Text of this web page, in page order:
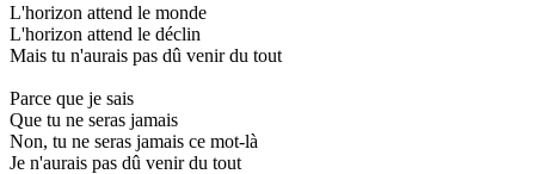
L'horizon attend le monde
L'horizon attend le déclin
Mais tu n'aurais pas dû venir du tout
Parce que je sais
Que tu ne seras jamais
Non, tu ne seras jamais ce mot-là
Je n'aurais pas dû venir du tout